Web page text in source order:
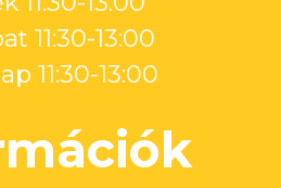
11:30-13:00
11:30-13:00